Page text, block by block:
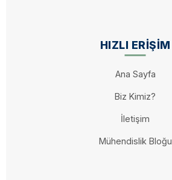
HIZLI ERIŞIM
Ana Sayfa
Biz Kimiz?
İletişim
Mühendislik Bloğu